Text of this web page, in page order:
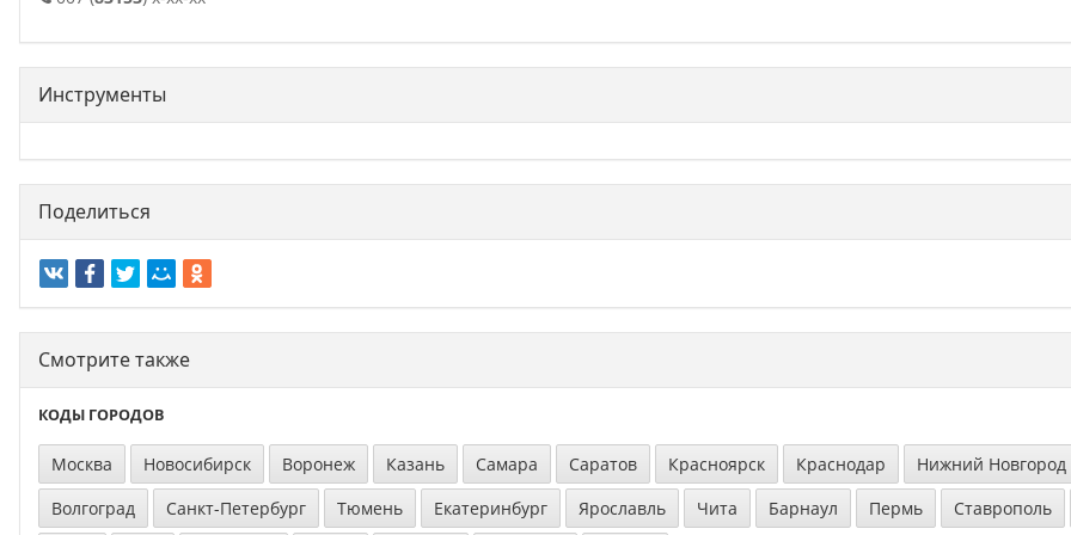
Инструменты
Поделиться
Смотрите также
КОДЫ ГОРОДОВ
Москва Новосибирск Воронеж Казань Самара Саратов Красноярск Краснодар
Нижний Новгород
Волгоград
Санкт-Петербург Тюмень Екатеринбург Ярославль Чита Барнаул Пермь Ставрополь